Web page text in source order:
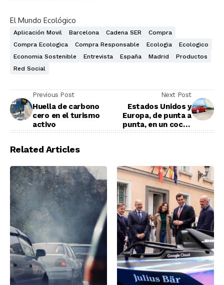
El Mundo Ecológico
Aplicación Movil Barcelona Cadena SER
Compra
Compra Ecologica
Compra Responsable Ecologia
Ecologico
Economia Sostenible
Entrevista España Madrid
Productos
Red Social
Previous Post
Huella de carbono
cero en el turismo
activo
Next Post
Estados Unidos y
Europa, de punta a
punta, en un coche
Related Articles